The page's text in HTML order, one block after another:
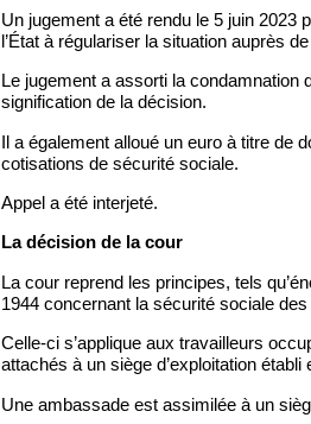
Un jugement a été rendu le 5 juin 2023
l’État à régulariser la situation auprès
Le jugement a assorti la condamnation
signification de la décision.
Il a également alloué un euro à titre de
cotisations de sécurité sociale.
Appel a été interjeté.
La décision de la cour
La cour reprend les principes, tels
1944 concernant la sécurité sociale
Celle-ci s’applique aux travailleurs
attachés à un siège d’exploitation établi
Une ambassade est assimilée à un